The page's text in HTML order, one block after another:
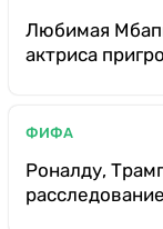
Любимая
актриса
ФИФА
Роналду,